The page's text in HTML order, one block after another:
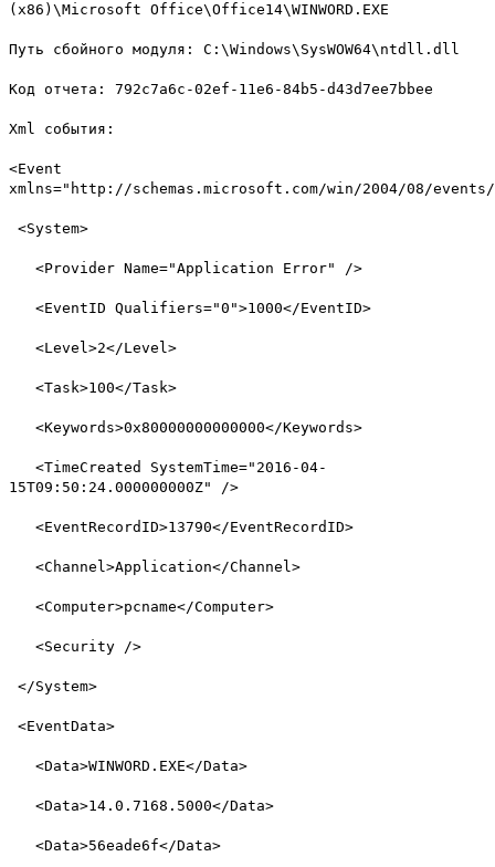
(x86)\Microsoft Office\Office14\WINWORD.EXE
Путь сбойного модуля: C:\Windows\SysWOW64\ntdll.dll
Код отчета: 792c7a6c-02ef-11e6-84b5-d43d7ee7bbee
Xml события:
<Event
xmlns="http://schemas.microsoft.com/win/2004/08/
<System>
<Provider Name="Application Error" />
<EventID Qualifiers="0">1000</EventID>
<Level>2</Level>
<Task>100</Task>
<Keywords>0x80000000000000</Keywords>
<TimeCreated SystemTime="2016-04-
15T09:50:24.000000000Z" />
<EventRecordID>13790</EventRecordID>
<Channel>Application</Channel>
<Computer>pcname</Computer>
<Security />
</System>
<EventData>
<Data>WINWORD.EXE</Data>
<Data>14.0.7168.5000</Data>
<Data>56eade6f</Data>